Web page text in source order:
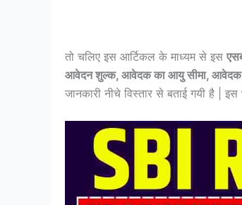
तो चलिए इस आर्टिकल के माध्यम से इस
आवेदन शुल्क, आवेदक का आयु सीमा, आवेदक
जानकारी नीचे विस्तार से बताई गयी है |